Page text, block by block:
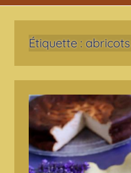
Étiquette : abricots